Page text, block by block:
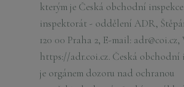
kterým je Česká obchodní
inspektorát - oddělení ADR,
120 00 Praha 2, E-mail: adr@coi.cz,
https://adr.coi.cz. Česká obchodní
je orgánem dozoru nad ochranou